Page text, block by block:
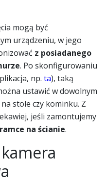
mogą być
urządzeniu, w jego
z posiadanego
. Po skonfigurowaniu
np. ta), taką
ustawić w dowolnym
stole czy kominku. Z
jeśli zamontujemy
na ścianie.